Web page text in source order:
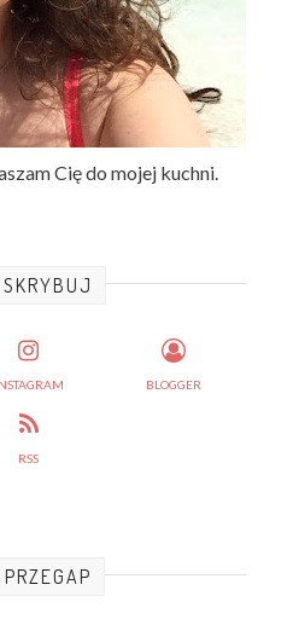
Cię do mojej kuchni.
BLOGGER
RSS